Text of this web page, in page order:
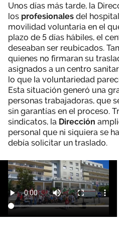
Unos días más tarde, la
los profesionales del
movilidad voluntaria en el
plazo de 5 días hábiles, el
deseaban ser reubicados.
quienes no firmaran su
asignados a un centro
lo que la voluntariedad
Esta situación generó una
personas trabajadoras, que
sin garantías en el proceso.
sindicatos, la Dirección
personal que ni siquiera se
debía solicitar un traslado.